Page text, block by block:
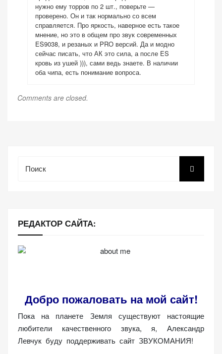
нужно ему торров по 2 шт., поверьте —
проверено. Он и так нормально со всем
справляется. Про яркость, наверное есть такое
мнение, но это в общем про звук современных
ES9038, и резаных и PRO версий. Да и модно
сейчас писать, что АК это сила, а после ES
кровь из ушей ))), сами ведь знаете. В наличии
оба чипа, есть понимание вопроса.
Comments are closed.
РЕДАКТОР САЙТА:
Добро пожаловать на мой сайт!
Пока на планете Земля существуют настоящие
любители качественного звука, я, Александр
Левчук буду поддерживать сайт ЗВУКОМАНИЯ!